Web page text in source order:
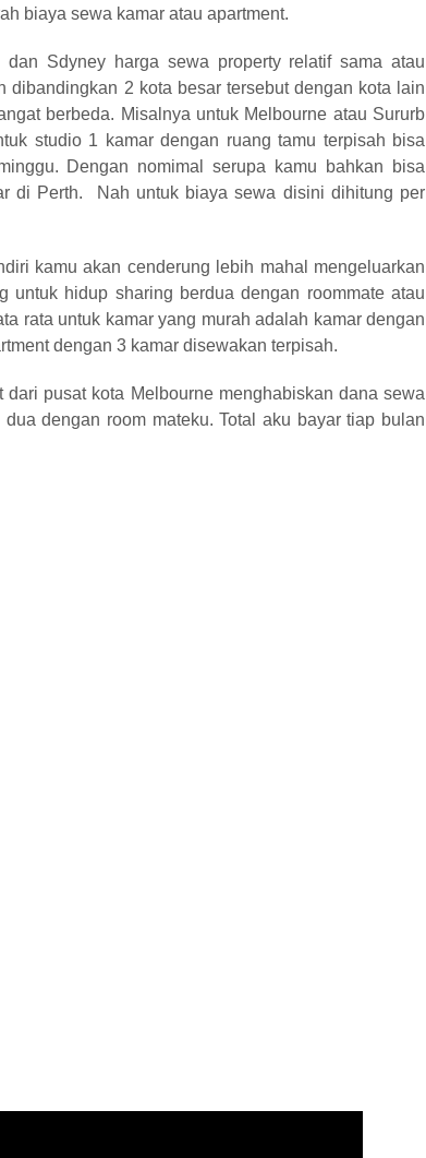
biaya sewa kamar atau apartment.
Sdyney harga sewa property relatif sama atau
dibandingkan 2 kota besar tersebut dengan kota lain
berbeda. Misalnya untuk Melbourne atau Sururb
studio 1 kamar dengan ruang tamu terpisah bisa
Dengan nomimal serupa kamu bahkan bisa
di Perth. Nah untuk biaya sewa disini dihitung per
kamu akan cenderung lebih mahal mengeluarkan
untuk hidup sharing berdua dengan roommate atau
rata untuk kamar yang murah adalah kamar dengan
dengan 3 kamar disewakan terpisah.
pusat kota Melbourne menghabiskan dana sewa
dengan room mateku. Total aku bayar tiap bulan